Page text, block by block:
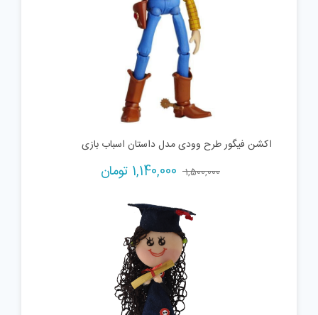
اکشن فیگور طرح وودی مدل داستان اسباب بازی
1,500,000
Original
1,500,000 تومان.
1,140,000 تومان